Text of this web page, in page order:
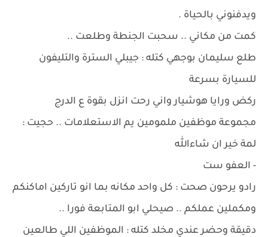
ويدفنوني بالحياة .
كمت من مكاني .. سحبت الجنطة وطلعت ..
طلع سليمان بوجهي كتله : جيبلي السترة والتليفون
للسيارة بسرعة
ركض ورايا هوشيار واني رحت انزل بقوة ع الدرج
مجموعة موظفين ملمومين يم الاستعلامات .. حجيت :
لمة خير ان شاءالله
- العفو ست
رادو يرحون صحت : كل واحد مكانه بما انو تاركين اماكنكم
ومكملين عملكم .. صيحلي ابو المتابعة فورا ..
دقيقة وحضر عندي مخلد كتله : الموظفين اللي طالعين